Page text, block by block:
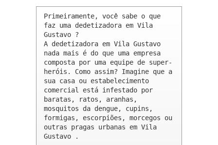
Primeiramente, você sabe o que
faz uma dedetizadora em Vila
Gustavo ?
A dedetizadora em Vila Gustavo
nada mais é do que uma empresa
composta por uma equipe de super-
heróis. Como assim? Imagine que a
sua casa ou estabelecimento
comercial está infestado por
baratas, ratos, aranhas,
mosquitos da dengue, cupins,
formigas, escorpiões, morcegos ou
outras pragas urbanas em Vila
Gustavo .